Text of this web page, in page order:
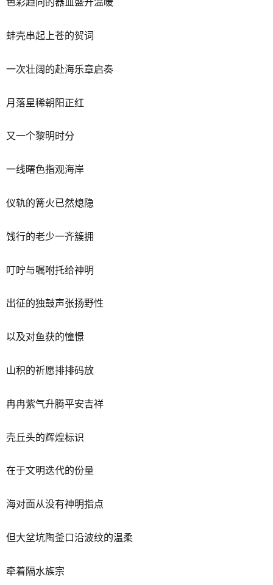
色彩趋同的器皿盛开温暖
蚌壳串起上苍的贺词
一次壮阔的赴海乐章启奏
月落星稀朝阳正红
又一个黎明时分
一线曙色指观海岸
仪轨的篝火已然熄隐
饯行的老少一齐簇拥
叮咛与嘱咐托给神明
出征的独鼓声张扬野性
以及对鱼获的憧憬
山积的祈愿排排码放
冉冉紫气升腾平安吉祥
壳丘头的辉煌标识
在于文明迭代的份量
海对面从没有神明指点
但大坌坑陶釜口沿波纹的温柔
牵着隔水族宗